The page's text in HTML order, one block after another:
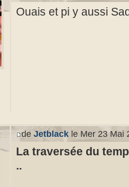
Ouais et pi y aussi
deJetblack le Mer 23 Mai
La traversée du
..